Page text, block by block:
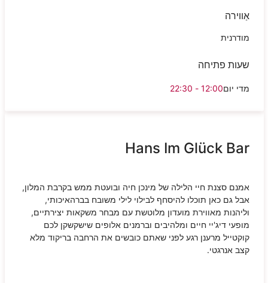
אַווירה
מודרנית
שעות פתיחה
מדי יום12:00 - 22:30
Hans Im Glück Bar
אמנם סצנת חיי הלילה של מינכן חיה ובועטת ממש בקרבת המלון,
אבל גם כאן תוכלו להיסחף לבילוי לילי משובח בברהאיכותי,
וליהנות מאווירת מועדון מלוטשת עם מבחר משקאות יצירתיים,
מופעי דיג'יי חיים ומלהיבים וברמנים אלופים שישקשקן לכם
קוקטייל מרענן רגע לפני שאתם כובשים את הרחבה בריקוד מלא
קצב אנרגטי.